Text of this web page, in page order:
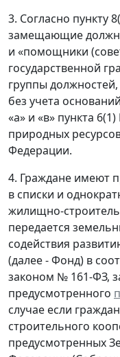
3. Согласно пункту
замещающие
и «помощники
государственной
группы
без учета
«а» и «в» пункта
природных
Федерации.
4. Граждане имеют
в списки и
жилищно-
передается
содействия
(далее - Фонд) в
законом № 161-ФЗ,
предусмотренного
случае если
строительного
предусмотренных